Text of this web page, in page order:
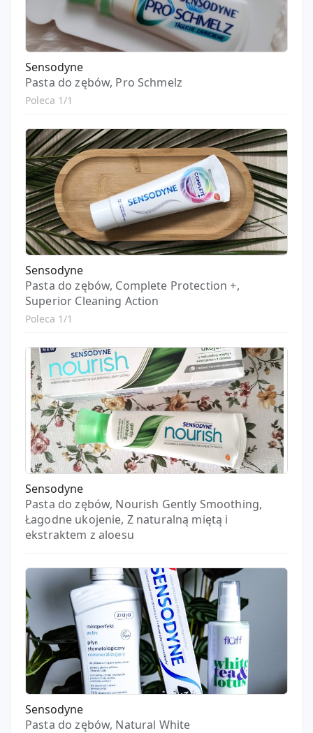
Sensodyne
Pasta do zębów, Pro Schmelz
Poleca 1/1
Sensodyne
Pasta do zębów, Complete Protection +,
Superior Cleaning Action
Poleca 1/1
Sensodyne
Pasta do zębów, Nourish Gently Smoothing,
Łagodne ukojenie, Z naturalną miętą i
ekstraktem z aloesu
Sensodyne
Pasta do zębów, Natural White